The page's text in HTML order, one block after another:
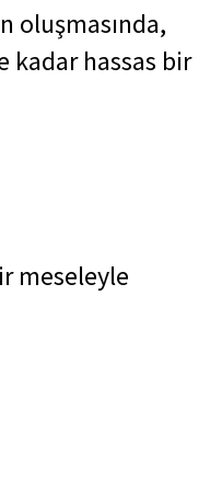
oluşmasında,
kadar hassas bir
meseleyle